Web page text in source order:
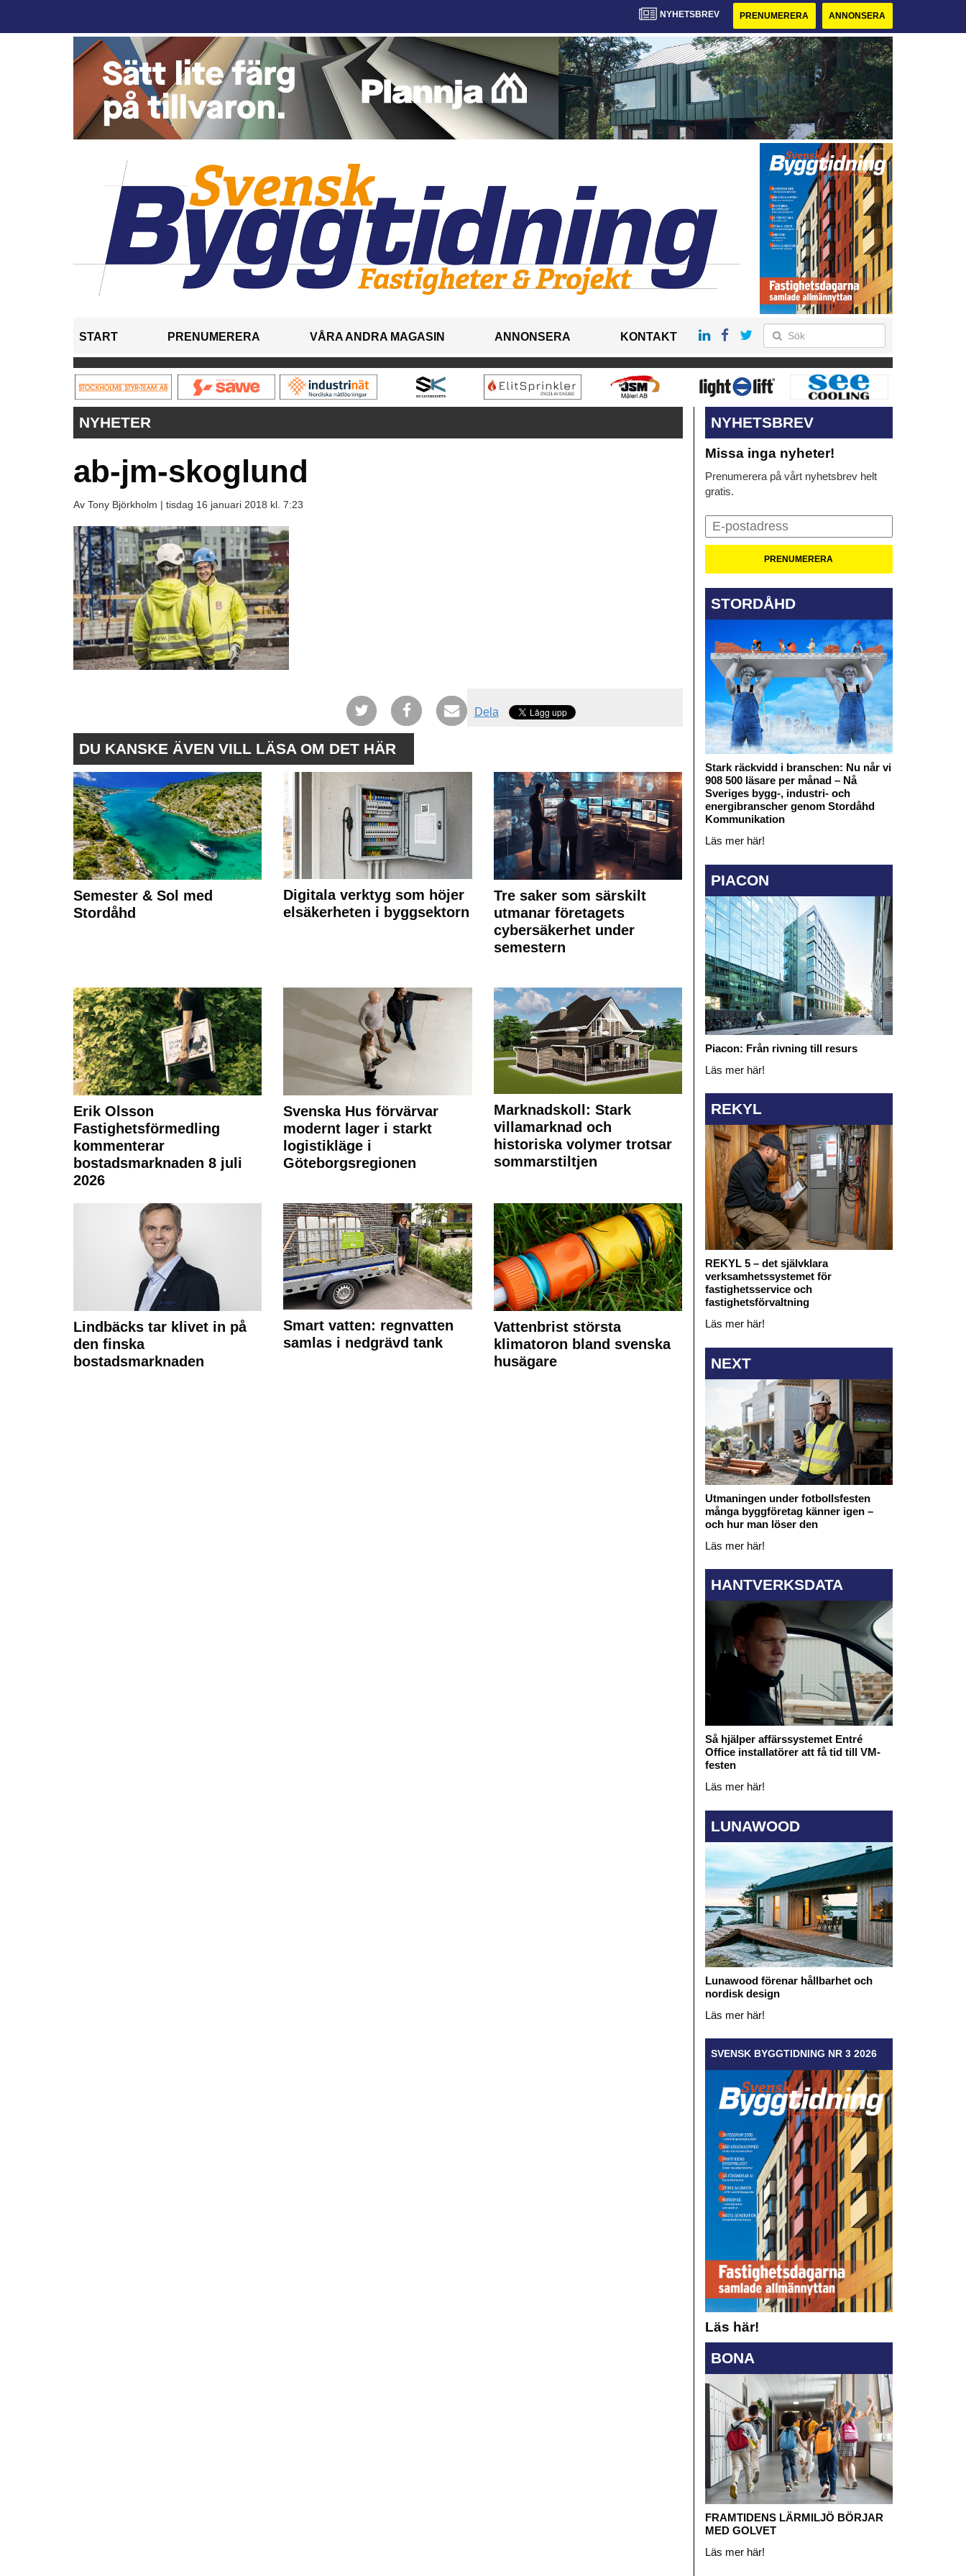
NYHETSBREV PRENUMERERA ANNONSERA
START PRENUMERERA VÅRA ANDRA MAGASIN ANNONSERA KONTAKT
NYHETER
ab-jm-skoglund
Av Tony Björkholm | tisdag 16 januari 2018 kl. 7:23
Dela
DU KANSKE ÄVEN VILL LÄSA OM DET HÄR
Semester & Sol med
Stordåhd
Digitala verktyg som höjer
elsäkerheten i byggsektorn
Tre saker som särskilt
utmanar företagets
cybersäkerhet under
semestern
Erik Olsson
Fastighetsförmedling
kommenterar
bostadsmarknaden 8 juli
2026
Svenska Hus förvärvar
modernt lager i starkt
logistikläge i
Göteborgsregionen
Marknadskoll: Stark
villamarknad och
historiska volymer trotsar
sommarstiltjen
Lindbäcks tar klivet in på
den finska
bostadsmarknaden
Smart vatten: regnvatten
samlas i nedgrävd tank
Vattenbrist största
klimatoron bland svenska
husägare
NYHETSBREV
Missa inga nyheter!
Prenumerera på vårt nyhetsbrev helt
gratis.
STORDÅHD
Stark räckvidd i branschen: Nu når vi
908 500 läsare per månad – Nå
Sveriges bygg-, industri- och
energibranscher genom Stordåhd
Kommunikation
Läs mer här!
PIACON
Piacon: Från rivning till resurs
Läs mer här!
REKYL
REKYL 5 – det självklara
verksamhetssystemet för
fastighetsservice och
fastighetsförvaltning
Läs mer här!
NEXT
Utmaningen under fotbollsfesten
många byggföretag känner igen –
och hur man löser den
Läs mer här!
HANTVERKSDATA
Så hjälper affärssystemet Entré
Office installatörer att få tid till VM-
festen
Läs mer här!
LUNAWOOD
Lunawood förenar hållbarhet och
nordisk design
Läs mer här!
SVENSK BYGGTIDNING NR 3 2026
Läs här!
BONA
FRAMTIDENS LÄRMILJÖ BÖRJAR
MED GOLVET
Läs mer här!